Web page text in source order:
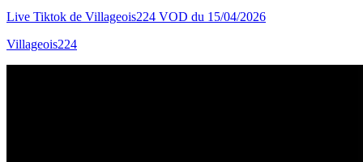
Live Tiktok de Villageois224 VOD du 15/04/2026
Villageois224